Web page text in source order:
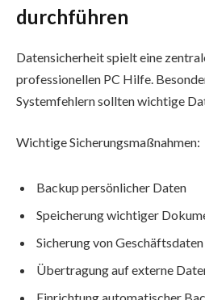
durchführen
Datensicherheit spielt eine
professionellen PC Hilfe.
Systemfehlern sollten wichtige
Wichtige Sicherungsmaßnahmen:
Backup persönlicher Daten
Speicherung wichtiger
Sicherung von Geschäftsdaten
Übertragung auf externe